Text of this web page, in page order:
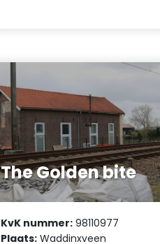
The Golden bite
KvK nummer: 98110977
Plaats: Waddinxveen